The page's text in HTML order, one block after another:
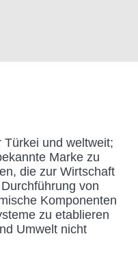
Türkei und weltweit;
Marke zu
die zur Wirtschaft
von
Komponenten
zu etablieren
Umwelt nicht